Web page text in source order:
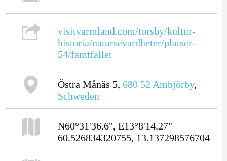
visitvarmland.com/torsby/kultur-
historia/natursevardheter/platser-
54/famtfallet
Östra Månäs 5, 680 52 Ambjörby,
Schweden
N60°31'36.6", E13°8'14.27"
60.526834320755, 13.137298576704